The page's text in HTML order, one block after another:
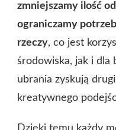
zmniejszamy ilość
ograniczamy
rzeczy, co jest
środowiska, jak i dla
ubrania zyskują
kreatywnego